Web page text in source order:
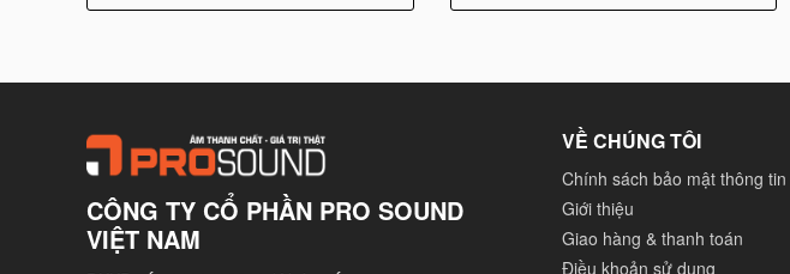
CÔNG TY CỔ PHẦN PRO SOUND
VIỆT NAM
VỀ CHÚNG TÔI
Chính sách bảo mật thông tin
Giới thiệu
Giao hàng & thanh toán
Điều khoản sử dụng